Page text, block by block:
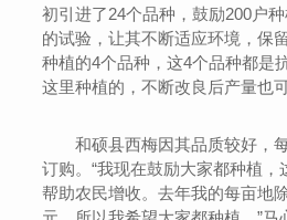
初引进了24个品种，鼓励200户
的试验，让其不断适应环境，保
种植的4个品种，这4个品种都是
这里种植的，不断改良后产量也
和硕县西梅因其品质较好，
订购。“我现在鼓励大家都种植，
帮助农民增收。去年我的每亩地